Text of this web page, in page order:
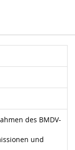
des BMDV-
und